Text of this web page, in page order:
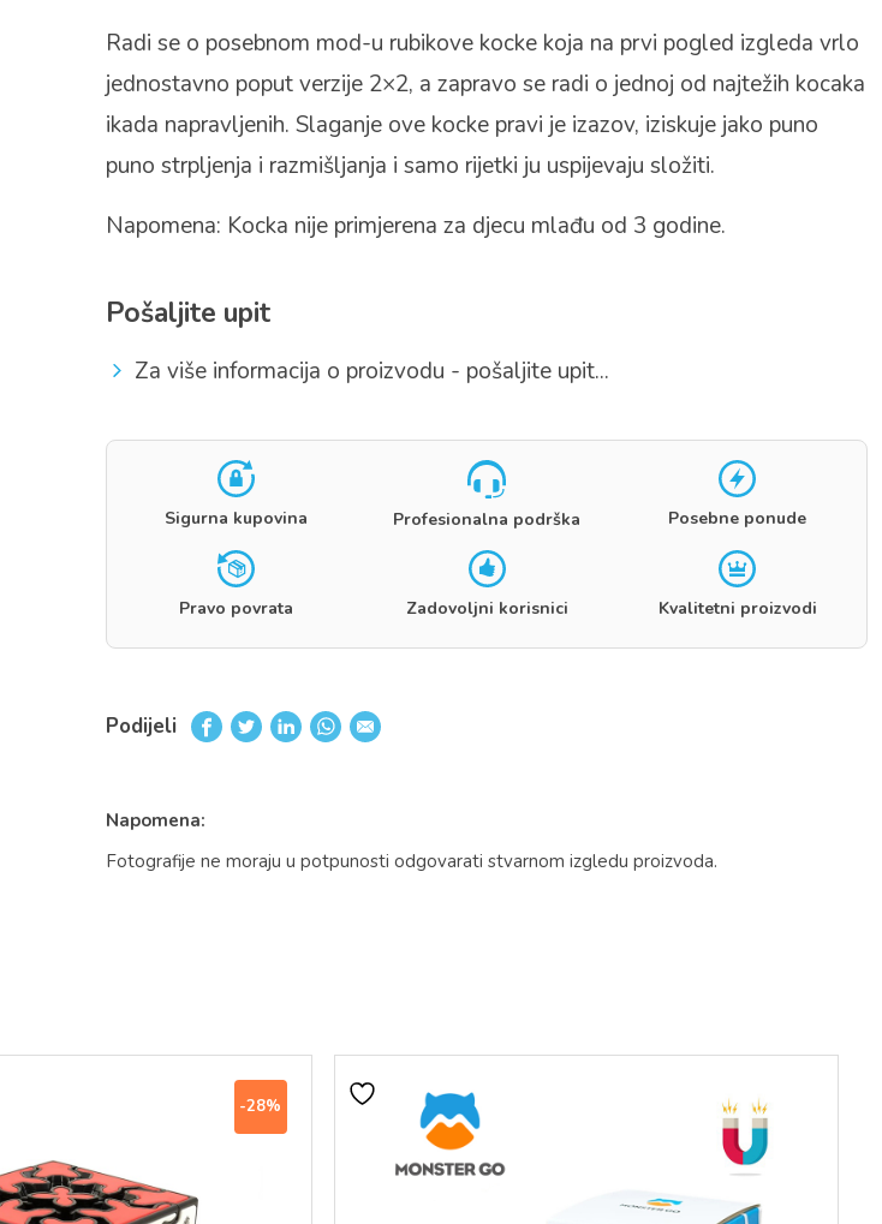
Radi se o posebnom mod-u rubikove kocke koja na prvi pogled izgleda vrlo
jednostavno poput verzije 2×2, a zapravo se radi o jednoj od najtežih kocaka
ikada napravljenih. Slaganje ove kocke pravi je izazov, iziskuje jako puno
puno strpljenja i razmišljanja i samo rijetki ju uspijevaju složiti.
Napomena: Kocka nije primjerena za djecu mlađu od 3 godine.
Pošaljite upit
Za više informacija o proizvodu - pošaljite upit...
Sigurna kupovina Profesionalna podrška Posebne ponude
Pravo povrata Zadovoljni korisnici Kvalitetni proizvodi
Podijeli
Napomena:
Fotografije ne moraju u potpunosti odgovarati stvarnom izgledu proizvoda.
-28%